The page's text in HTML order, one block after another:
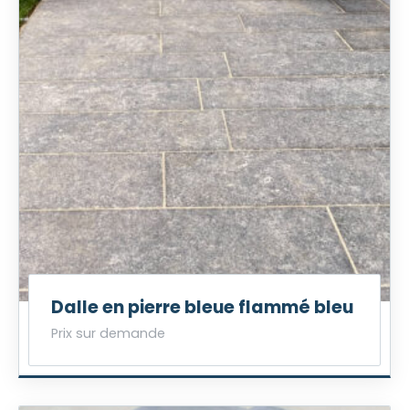
Dalle en pierre bleue flammé bleu
Prix sur demande